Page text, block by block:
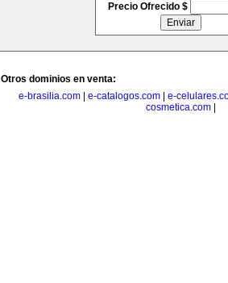
Precio Ofrecido $
Otros dominios en venta:
e-brasilia.com
e-catalogos.com
e-
cosmetica.com|